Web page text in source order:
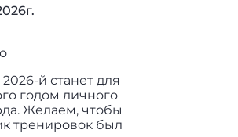
2026-й станет для
годом личного
Желаем, чтобы
тренировок был